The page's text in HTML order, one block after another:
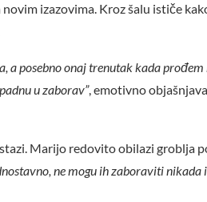
izazovima. Kroz šalu ističe
a posebno onaj trenutak kada
u zaborav”, emotivno
Marijo redovito obilazi groblja
ne mogu ih zaboraviti nikada